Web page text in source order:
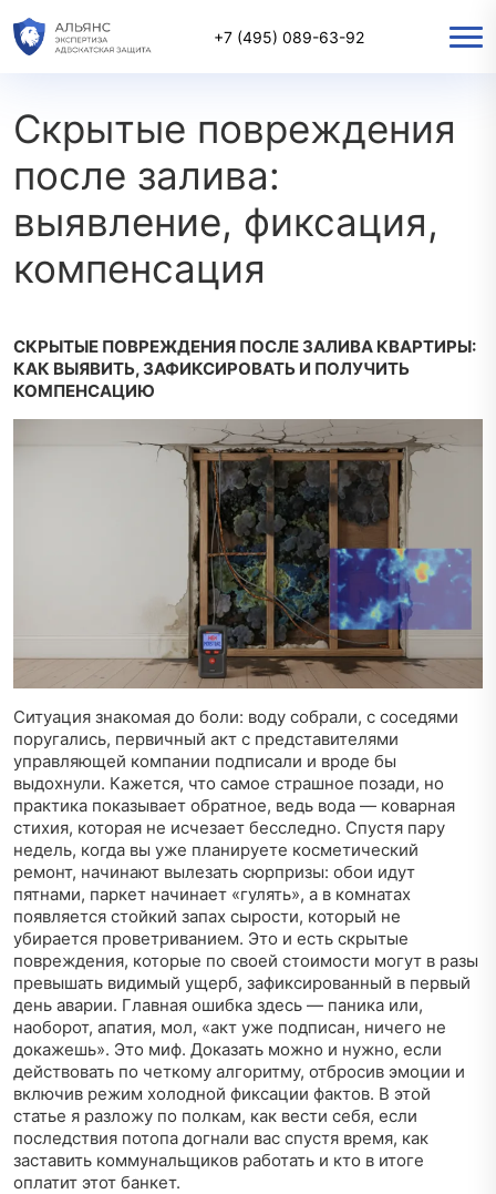
+7 (495) 089-63-92
Скрытые повреждения после залива: выявление, фиксация,
компенсация
Скрытые повреждения
после залива:
выявление, фиксация,
компенсация
СКРЫТЫЕ ПОВРЕЖДЕНИЯ ПОСЛЕ ЗАЛИВА КВАРТИРЫ:
КАК ВЫЯВИТЬ, ЗАФИКСИРОВАТЬ И ПОЛУЧИТЬ
КОМПЕНСАЦИЮ
Ситуация знакомая до боли: воду собрали, с соседями
поругались, первичный акт с представителями
управляющей компании подписали и вроде бы
выдохнули. Кажется, что самое страшное позади, но
практика показывает обратное, ведь вода — коварная
стихия, которая не исчезает бесследно. Спустя пару
недель, когда вы уже планируете косметический
ремонт, начинают вылезать сюрпризы: обои идут
пятнами, паркет начинает «гулять», а в комнатах
появляется стойкий запах сырости, который не
убирается проветриванием. Это и есть скрытые
повреждения, которые по своей стоимости могут в разы
превышать видимый ущерб, зафиксированный в первый
день аварии. Главная ошибка здесь — паника или,
наоборот, апатия, мол, «акт уже подписан, ничего не
докажешь». Это миф. Доказать можно и нужно, если
действовать по четкому алгоритму, отбросив эмоции и
включив режим холодной фиксации фактов. В этой
статье я разложу по полкам, как вести себя, если
последствия потопа догнали вас спустя время, как
заставить коммунальщиков работать и кто в итоге
оплатит этот банкет.